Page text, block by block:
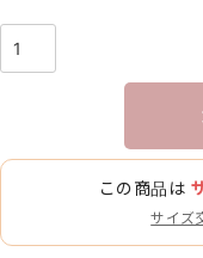
この商品は
サイズ